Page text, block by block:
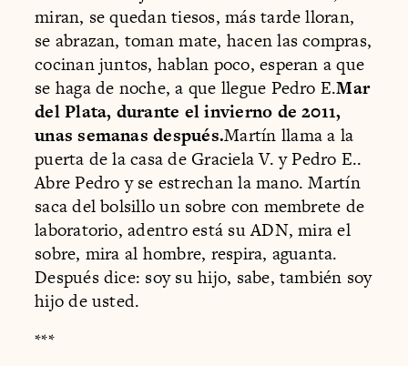
miran, se quedan tiesos, más tarde lloran,
se abrazan, toman mate, hacen las compras,
cocinan juntos, hablan poco, esperan a que
se haga de noche, a que llegue Pedro E.Mar
del Plata, durante el invierno de 2011,
unas semanas después.Martín llama a la
puerta de la casa de Graciela V. y Pedro E..
Abre Pedro y se estrechan la mano. Martín
saca del bolsillo un sobre con membrete de
laboratorio, adentro está su ADN, mira el
sobre, mira al hombre, respira, aguanta.
Después dice: soy su hijo, sabe, también soy
hijo de usted.
***